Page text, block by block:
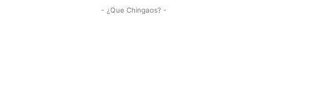
- ¿Que Chingaos? -